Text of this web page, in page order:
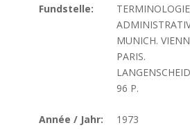
Fundstelle:
MUNICH.
PARIS.
96 P.
Année / Jahr: 1973